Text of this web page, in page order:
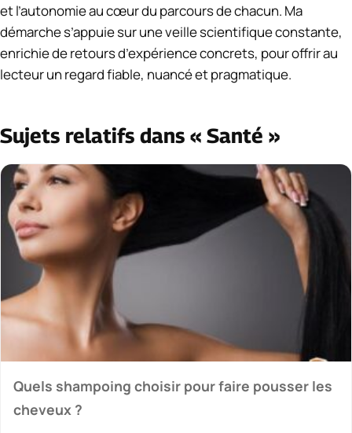
et l’autonomie au cœur du parcours de chacun. Ma
démarche s’appuie sur une veille scientifique constante,
enrichie de retours d’expérience concrets, pour offrir au
lecteur un regard fiable, nuancé et pragmatique.
Sujets relatifs dans « Santé »
Quels shampoing choisir pour faire pousser les
cheveux ?